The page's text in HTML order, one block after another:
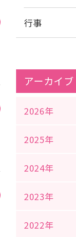
行事
アーカイブ
2026年
2025年
2024年
2023年
2022年